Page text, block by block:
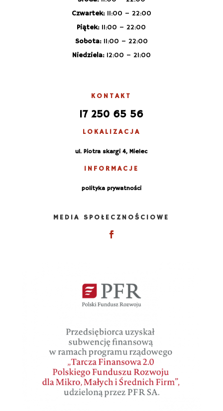
Czwartek:11:00 – 22:00
Piątek: 11:00 – 22:00
Sobota: 11:00 – 22:00
Niedziela: 12:00 – 21:00
KONTAKT
17 250 65 56
LOKALIZACJA
ul. Piotra skargi 4, Mielec
INFORMACJE
polityka prywatności
MEDIA SPOŁECZNOŚCIOWE